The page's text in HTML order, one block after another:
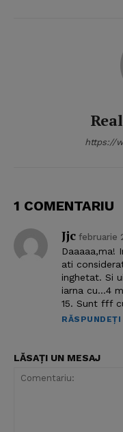
https://
1 COMENTARIU
Jjc februarie
Daaaaa,ma!
ati
inghetat. Si
iarna cu…4
15. Sunt fff
RĂSPUNDEȚI
LĂSAȚI UN MESAJ